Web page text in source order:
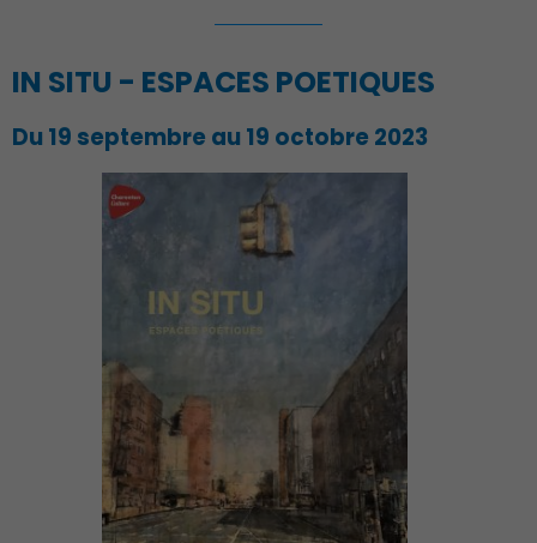
IN SITU - ESPACES POETIQUES
Du 19 septembre au 19 octobre 2023